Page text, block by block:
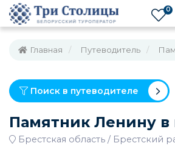
0
Главная Путеводитель
Поиск в путеводителе
Памятник Ленину в
Брестская область Брестский